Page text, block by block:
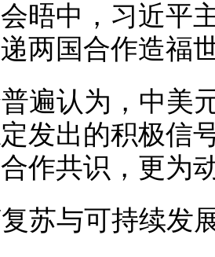
晤中，习近平
两国合作造福
遍认为，中美
发出的积极信
作共识，更为
苏与可持续发